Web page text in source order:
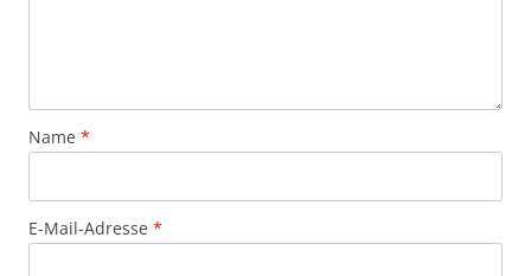
Name *
E-Mail-Adresse *